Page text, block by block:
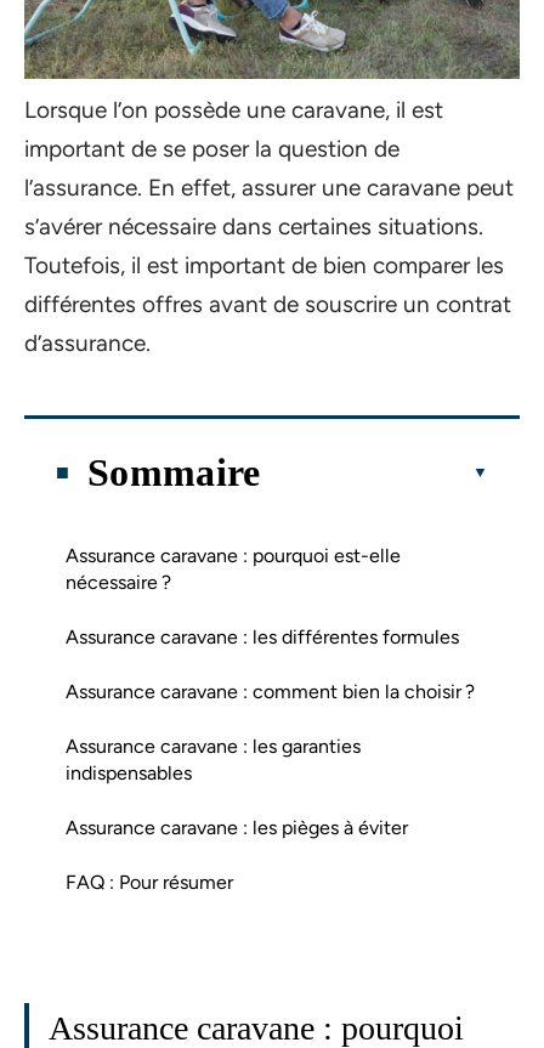
Lorsque l’on possède une caravane, il est
important de se poser la question de
l’assurance. En effet, assurer une caravane peut
s’avérer nécessaire dans certaines situations.
Toutefois, il est important de bien comparer les
différentes offres avant de souscrire un contrat
d’assurance.
Sommaire
Assurance caravane : pourquoi est-elle
nécessaire ?
Assurance caravane : les différentes formules
Assurance caravane : comment bien la choisir ?
Assurance caravane : les garanties
indispensables
Assurance caravane : les pièges à éviter
FAQ : Pour résumer
Assurance caravane : pourquoi